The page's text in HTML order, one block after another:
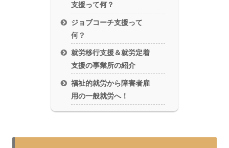
支援って何？
ジョブコーチ支援って
何？
就労移行支援＆就労定着
支援の事業所の紹介
福祉的就労から障害者雇
用の一般就労へ！